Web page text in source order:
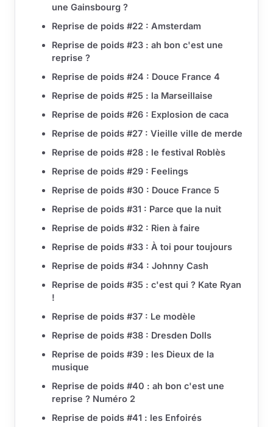
une Gainsbourg ?
Reprise de poids #22 : Amsterdam
Reprise de poids #23 : ah bon c'est une
reprise ?
Reprise de poids #24 : Douce France 4
Reprise de poids #25 : la Marseillaise
Reprise de poids #26 : Explosion de caca
Reprise de poids #27 : Vieille ville de merde
Reprise de poids #28 : le festival Roblès
Reprise de poids #29 : Feelings
Reprise de poids #30 : Douce France 5
Reprise de poids #31 : Parce que la nuit
Reprise de poids #32 : Rien à faire
Reprise de poids #33 : À toi pour toujours
Reprise de poids #34 : Johnny Cash
Reprise de poids #35 : c'est qui ? Kate Ryan
!
Reprise de poids #37 : Le modèle
Reprise de poids #38 : Dresden Dolls
Reprise de poids #39 : les Dieux de la
musique
Reprise de poids #40 : ah bon c'est une
reprise ? Numéro 2
Reprise de poids #41 : les Enfoirés